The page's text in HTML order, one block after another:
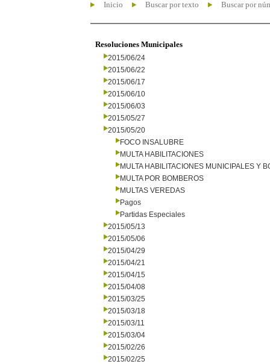
Inicio Buscar por texto Buscar por
Resoluciones Municipales
2015/06/24
2015/06/22
2015/06/17
2015/06/10
2015/06/03
2015/05/27
2015/05/20
FOCO INSALUBRE
MULTA HABILITACIONES
MULTA HABILITACIONES MUNICIPALES Y
MULTA POR BOMBEROS
MULTAS VEREDAS
Pagos
Partidas Especiales
2015/05/13
2015/05/06
2015/04/29
2015/04/21
2015/04/15
2015/04/08
2015/03/25
2015/03/18
2015/03/11
2015/03/04
2015/02/26
2015/02/25